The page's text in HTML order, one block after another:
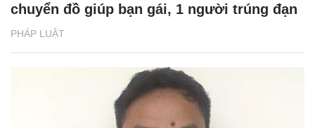
PHÁP LUẬT
chuyển đồ giúp bạn gái, 1 người trúng đạn